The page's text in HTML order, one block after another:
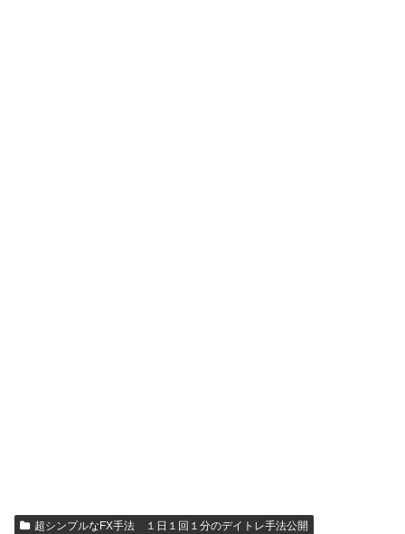
超シンプルなFX手法 １日１回１分のデイトレ手法公開